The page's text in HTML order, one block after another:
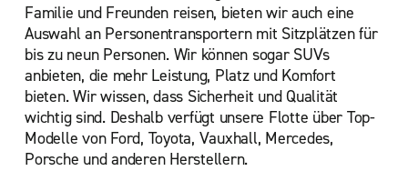
Familie und Freunden reisen, bieten wir auch eine
Auswahl an Personentransportern mit Sitzplätzen für
bis zu neun Personen. Wir können sogar SUVs
anbieten, die mehr Leistung, Platz und Komfort
bieten. Wir wissen, dass Sicherheit und Qualität
wichtig sind. Deshalb verfügt unsere Flotte über Top-
Modelle von Ford, Toyota, Vauxhall, Mercedes,
Porsche und anderen Herstellern.